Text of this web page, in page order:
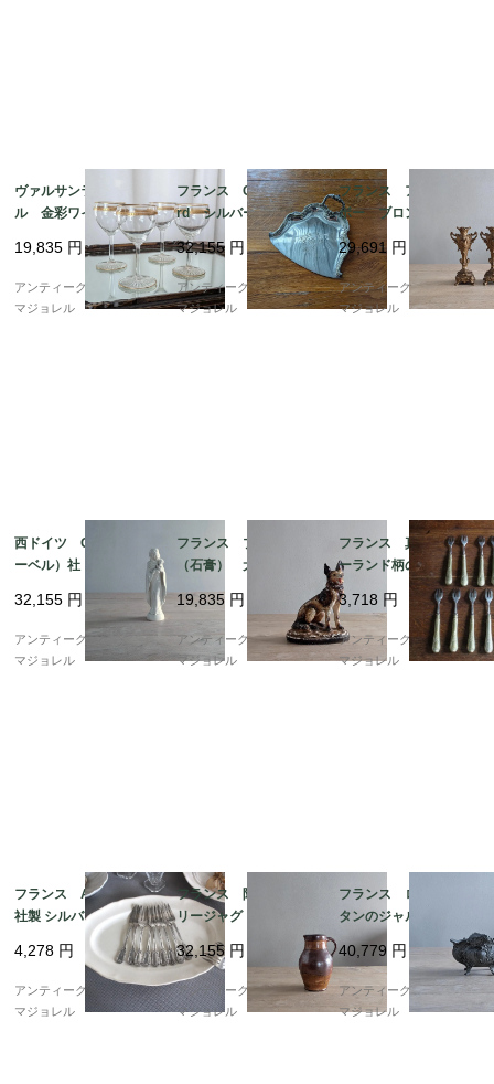
ヴァルサンランベー
ル 金彩ワイングラ
ス 121mm 6868
19,835 円
アンティークギャラリー
マジョレル
フランス Cailar Baya
rd シルバープレー
ト ダストパン 0879
32,155 円
アンティークギャラリー
マジョレル
フランス アールヌー
ボー ブロンズキャン
ドルスタンド 7024
29,691 円
アンティークギャラリー
マジョレル
西ドイツ Goebel（ゲ
ーベル）社 フンメル人
像 7176
32,155 円
アンティークギャラリー
マジョレル
フランス プラスター
（石膏） 犬の置物 2
19,835 円
アンティークギャラリー
マジョレル
フランス 真鍮製 ガ
ーランド柄のデザート
フォーク 5846
3,718 円
アンティークギャラリー
マジョレル
フランス A. Frionnet
社製 シルバープレーテ
ッドフォーク 7538_2
3_33
4,278 円
アンティークギャラリー
マジョレル
フランス 陶器 ポタ
リージャグ 7290
32,155 円
アンティークギャラリー
マジョレル
フランス ロココ エ
タンのジャルディニエ
ール 7750
40,779 円
アンティークギャラリー
マジョレル